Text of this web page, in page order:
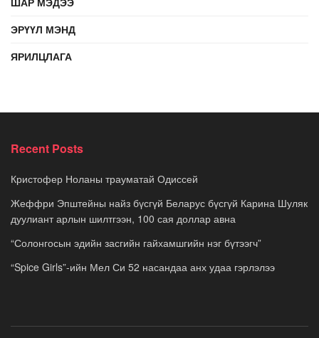
ЭРҮҮЛ МЭНД
ЯРИЛЦЛАГА
Recent Posts
Кристофер Ноланы трауматай Одиссей
Жеффри Эпштейны найз бүсгүй Беларус бүсгүй Карина Шуляк
дуулиант арлын шилтгээн, 100 сая доллар авна
“Солонгосын эдийн засгийн гайхамшгийн нэг бүтээгч”
“Spice Girls”-ийн Мел Си 52 насандаа анх удаа гэрлэлээ